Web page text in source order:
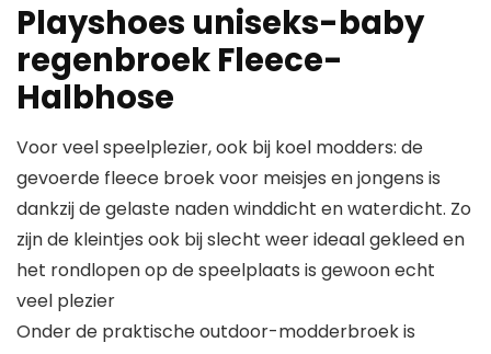
Playshoes uniseks-baby
regenbroek Fleece-
Halbhose
Voor veel speelplezier, ook bij koel modders: de
gevoerde fleece broek voor meisjes en jongens is
dankzij de gelaste naden winddicht en waterdicht. Zo
zijn de kleintjes ook bij slecht weer ideaal gekleed en
het rondlopen op de speelplaats is gewoon echt
veel plezier
Onder de praktische outdoor-modderbroek is